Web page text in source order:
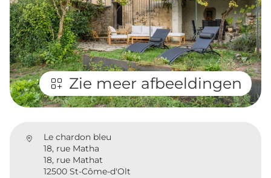
Zie meer afbeeldingen
Le chardon bleu
18, rue Matha
18, rue Mathat
12500 St-Côme-d'Olt